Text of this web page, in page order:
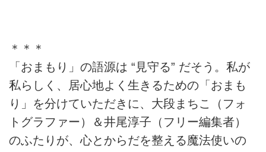
＊＊＊
「おまもり」の語源は “見守る” だそう。私が
私らしく、居心地よく生きるための「おまも
り」を分けていただきに、大段まちこ（フォ
トグラファー）＆井尾淳子（フリー編集者）
のふたりが、心とからだを整える魔法使いの